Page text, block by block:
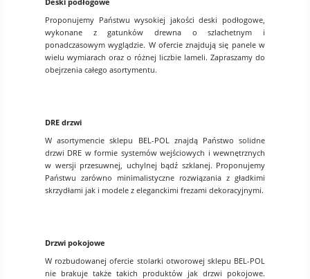
Proponujemy Państwu wysokiej jakości deski podłogowe,
wykonane z gatunków drewna o szlachetnym i
ponadczasowym wyglądzie. W ofercie znajdują się panele w
wielu wymiarach oraz o różnej liczbie lameli. Zapraszamy do
obejrzenia całego asortymentu.
DRE drzwi
W asortymencie sklepu BEL-POL znajdą Państwo solidne
drzwi DRE w formie systemów wejściowych i wewnętrznych
w wersji przesuwnej, uchylnej bądź szklanej. Proponujemy
Państwu zarówno minimalistyczne rozwiązania z gładkimi
skrzydłami jak i modele z eleganckimi frezami dekoracyjnymi.
Drzwi pokojowe
W rozbudowanej ofercie stolarki otworowej sklepu BEL-POL
nie brakuje także takich produktów jak drzwi pokojowe.